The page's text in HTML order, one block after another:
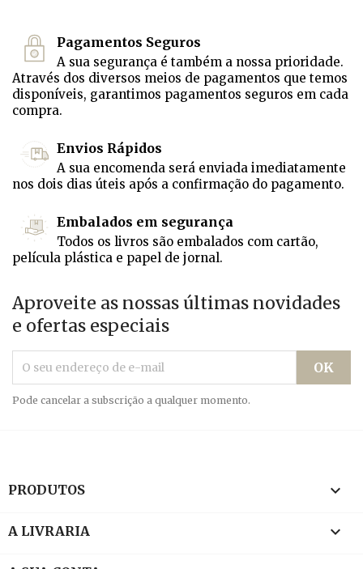
Pagamentos Seguros
A sua segurança é também a nossa prioridade.
Através dos diversos meios de pagamentos que temos
disponíveis, garantimos pagamentos seguros em cada
compra.
Envios Rápidos
A sua encomenda será enviada imediatamente
nos dois dias úteis após a confirmação do pagamento.
Embalados em segurança
Todos os livros são embalados com cartão,
película plástica e papel de jornal.
Aproveite as nossas últimas novidades
e ofertas especiais
Pode cancelar a subscrição a qualquer momento.
PRODUTOS 
A LIVRARIA 